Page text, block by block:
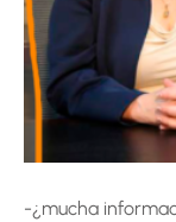
-¿mucha